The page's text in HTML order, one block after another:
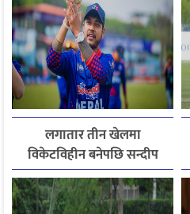
लगातार तीन खेलमा
विकेटविहीन बनेपछि सन्दीप
पहिलोपटक प्लेइङ-११ बाट
बाहिर